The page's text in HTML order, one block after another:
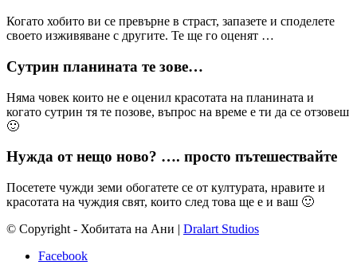
Когато хобито ви се превърне в страст, запазете и споделете
своето изживяване с другите. Те ще го оценят …
Сутрин планината те зове…
Няма човек които не е оценил красотата на планината и
когато сутрин тя те позове, въпрос на време е ти да се отзовеш
🙂
Нужда от нещо ново? …. просто пътешествайте
Посетете чужди земи обогатете се от културата, нравите и
красотата на чуждия свят, които след това ще е и ваш 🙂
© Copyright - Хобитата на Ани | Dralart Studios
Facebook